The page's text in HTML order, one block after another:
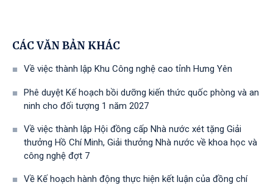
CÁC VĂN BẢN KHÁC
Về việc thành lập Khu Công nghệ cao tỉnh Hưng Yên
Phê duyệt Kế hoạch bồi dưỡng kiến thức quốc phòng và an
ninh cho đối tượng 1 năm 2027
Về việc thành lập Hội đồng cấp Nhà nước xét tặng Giải
thưởng Hồ Chí Minh, Giải thưởng Nhà nước về khoa học và
công nghệ đợt 7
Về Kế hoạch hành động thực hiện kết luận của đồng chí